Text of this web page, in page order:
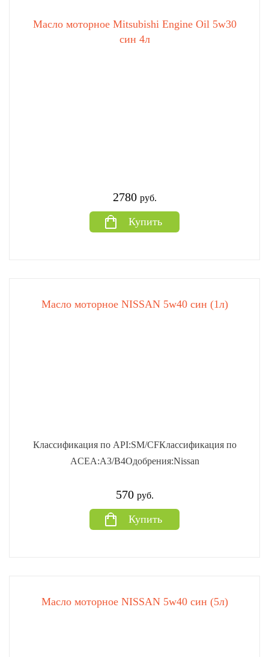
Масло моторное Mitsubishi Engine Oil 5w30
син 4л
2780 руб.
Купить
Масло моторное NISSAN 5w40 син (1л)
Классификация по API:SM/CFКлассификация по
ACEA:A3/B4Одобрения:Nissan
570 руб.
Купить
Масло моторное NISSAN 5w40 син (5л)